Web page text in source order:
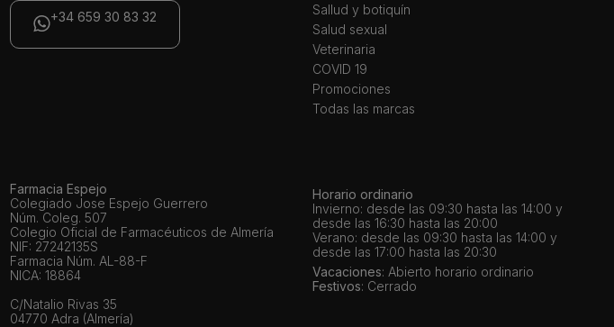
+34 659 30 83 32
Sallud y botiquín
Salud sexual
Veterinaria
COVID 19
Promociones
Todas las marcas
Farmacia Espejo
Colegiado Jose Espejo Guerrero
Núm. Coleg. 507
Colegio Oficial de Farmacéuticos de Almería
NIF: 27242135S
Farmacia Núm. AL-88-F
NICA: 18864
C/Natalio Rivas 35
04770 Adra (Almería)
Horario ordinario
Invierno: desde las 09:30 hasta las 14:00 y
desde las 16:30 hasta las 20:00
Verano: desde las 09:30 hasta las 14:00 y
desde las 17:00 hasta las 20:30
Vacaciones: Abierto horario ordinario
Festivos: Cerrado